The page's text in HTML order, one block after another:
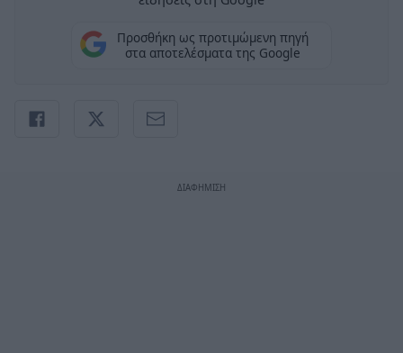
Προσθήκη ως προτιμώμενη πηγή
στα αποτελέσματα της Google